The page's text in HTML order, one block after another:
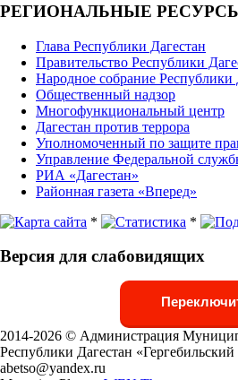
РЕГИОНАЛЬНЫЕ
Глава Республики Дагестан
Правительство Республики
Народное собрание Республики
Общественный надзор
Многофункциональный центр
Дагестан против террора
Уполномоченный по защите
Управление Федеральной
РИА «Дагестан»
Районная газета «Вперед»
*
*
Версия для слабовидящих
2014-2026 © Администрация
Республики Дагестан
abetso@yandex.ru